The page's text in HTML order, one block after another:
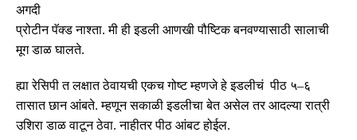
अगदी
प्रोटीन पॅक्ड नाश्ता.मी ही इडली आणखी पौष्टिक बनवण्यासाठी सालाची
मूग डाळ घालते.
ह्या रेसिपी त लक्षात ठेवायची एकच गोष्ट म्हणजे हे इडलीचं पीठ ५–६
तासात छान आंबते.म्हणून सकाळी इडलीचा बेत असेल तर आदल्या रात्री
उशिरा डाळ वाटून ठेवा.नाहीतर पीठ आंबट होईल.